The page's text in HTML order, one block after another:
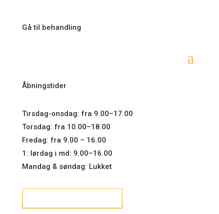
Gå til behandling
Åbningstider
Tirsdag-onsdag: fra 9.00–17.00
Torsdag: fra 10.00–18.00
Fredag: fra 9.00 – 16.00
1. lørdag i md: 9.00–16.00
Mandag & søndag: Lukket